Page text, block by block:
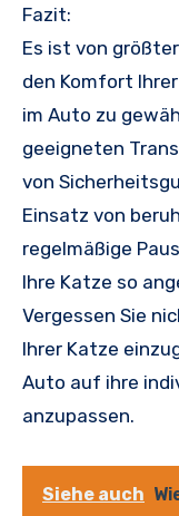
Fazit:
Es ist von
den Komfort
im Auto zu
geeigneten
von
Einsatz von
regelmäßige
Ihre Katze so
Vergessen Sie
Ihrer Katze
Auto auf ihre
anzupassen.
Siehe auch